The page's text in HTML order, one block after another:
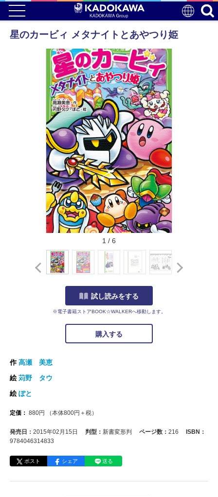
星のカービィ メタナイトとあやつり姫
1 / 6
試し読みをする
※電子書籍ストアBOOK☆WALKERへ移動します。
購入する
作高瀬 美恵
絵苅野 タウ
絵ぽと
定価： 880円 （本体800円＋税）
発売日： 2015年02月15日 判型： 新書変形判 ページ数： 216
ISBN：
9784046314833
ポスト シェア 送る